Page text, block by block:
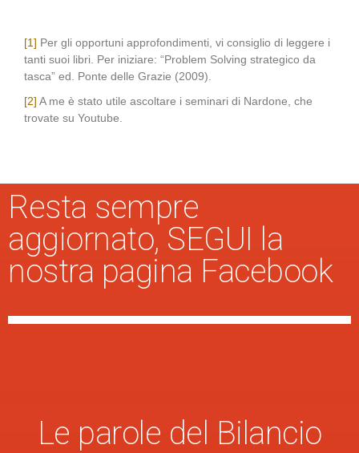
[1] Per gli opportuni approfondimenti, vi consiglio di leggere i
tanti suoi libri. Per iniziare: “Problem Solving strategico da
tasca” ed. Ponte delle Grazie (2009).
[2] A me è stato utile ascoltare i seminari di Nardone, che
trovate su Youtube.
Resta sempre
aggiornato, SEGUI la
nostra pagina Facebook
Le parole del Bilancio